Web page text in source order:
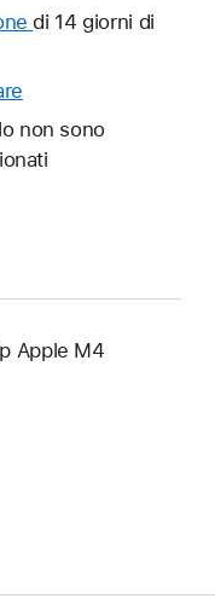
Verrà
di 14 giorni di
aperta
un’altra
non sono
Apple M4